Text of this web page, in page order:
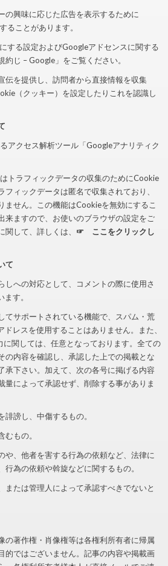
の興味に応じた広告を表示するために
ることがあります。
する設定およびGoogleアドセンスに関する
じ – Google」をご覧ください。
伝を提供し、訪問者から直接情報を収集
（クッキー）を設定したりこれを認識し
アクセス解析ツール「Googleアナリティク
トラフィックデータの収集のためにCookie
フィックデータは匿名で収集されており、
ません。この機能はCookieを無効にするこ
来ますので、お使いのブラウザの設定をご
して、詳しくは、 ☞ ここをクリックし
て
しへの対応として、コメントの際に使用さ
す。
てサポートされている機能で、スパム・荒
レスを使用することはありません。また、
に関しては、任意となっております。全ての
の内容を確認し、承認した上での掲載とな
承下さい。加えて、次の各号に掲げる内容
量によって承認せず、削除する事がありま
誹謗し、中傷するもの。
むもの。
や、他者を害する行為の依頼など、法律に
行為の依頼や斡旋などに関するもの。
または管理人によって承認すべきでないと
の著作権・肖像権等は各権利所有者に帰属
的ではございません。記事の内容や掲載画